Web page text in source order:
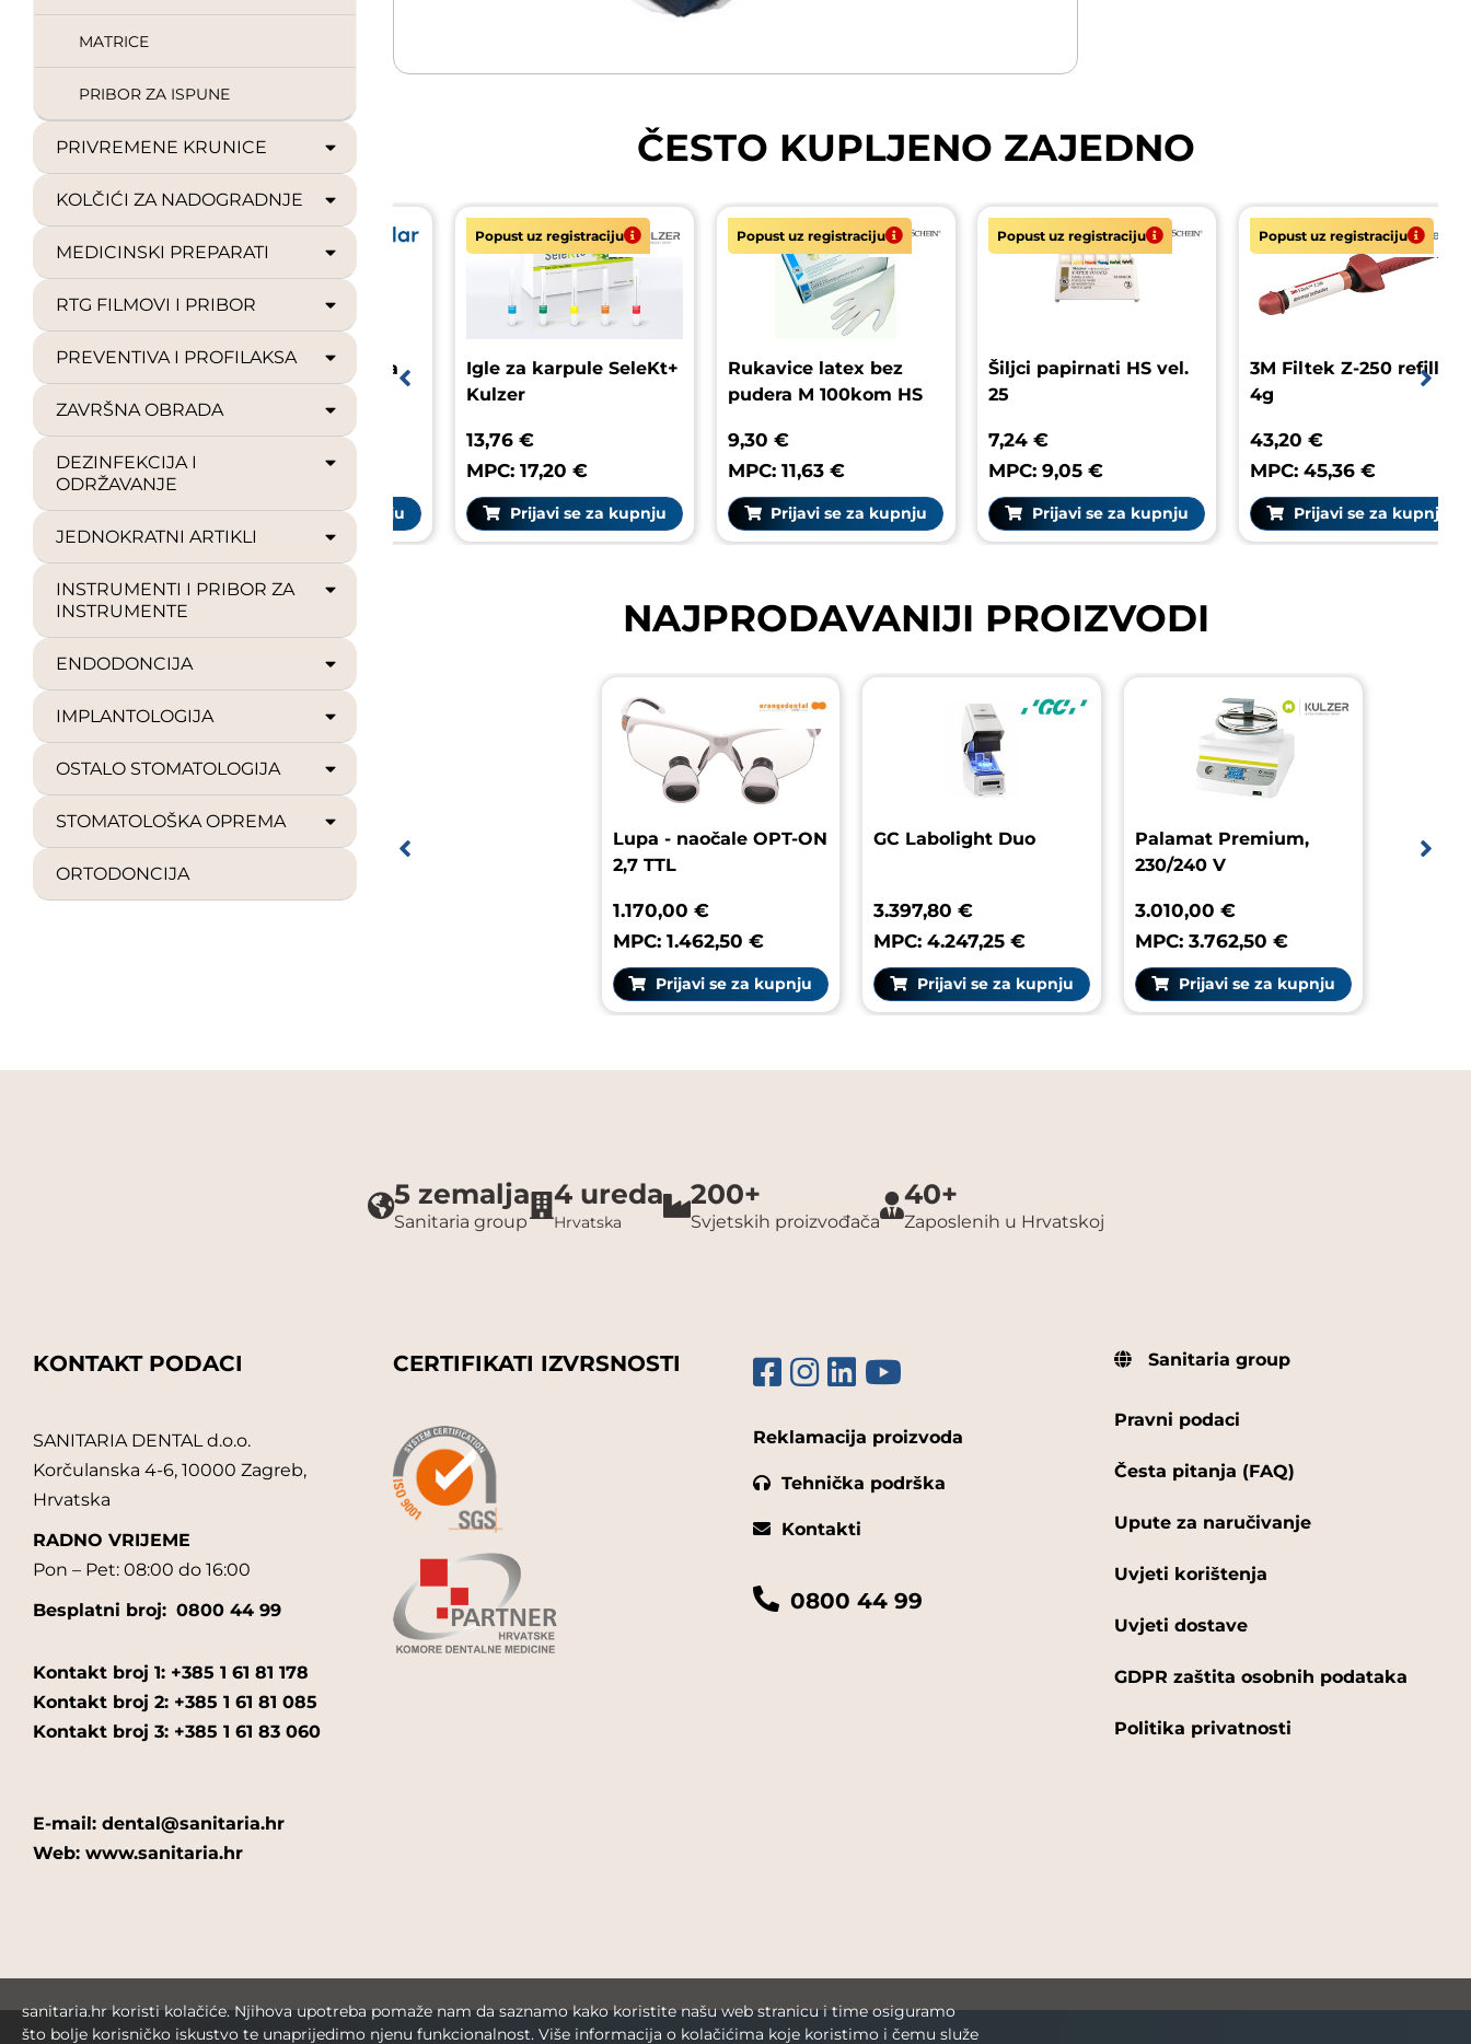
MATRICE
PRIBOR ZA ISPUNE
PRIVREMENE KRUNICE
KOLČIĆI ZA NADOGRADNJE
MEDICINSKI PREPARATI
RTG FILMOVI I PRIBOR
PREVENTIVA I PROFILAKSA
ZAVRŠNA OBRADA
DEZINFEKCIJA I
ODRŽAVANJE
JEDNOKRATNI ARTIKLI
INSTRUMENTI I PRIBOR ZA
INSTRUMENTE
ENDODONCIJA
IMPLANTOLOGIJA
OSTALO STOMATOLOGIJA
STOMATOLOŠKA OPREMA
ORTODONCIJA
ČESTO KUPLJENO ZAJEDNO
Univerzalna pasta za
11,35 €
MPC: 14,19 €
Prijavi se za kupnju
Popust uz registraciju
Igle za karpule SeleKt+
Kulzer
13,76 €
MPC: 17,20 €
Prijavi se za kupnju
Popust uz registraciju
Rukavice latex bez
pudera M 100kom HS
9,30 €
MPC: 11,63 €
Prijavi se za kupnju
Popust uz registraciju
Šiljci papirnati HS vel.
7,24 €
MPC: 9,05 €
Prijavi se za kupnju
Popust uz registraciju
3M Filtek Z-250 refill
43,20 €
MPC: 45,36 €
Prijavi se za kupnju
NAJPRODAVANIJI PROIZVODI
Lupa - naočale OPT-ON
2,7 TTL
1.170,00 €
MPC: 1.462,50 €
Prijavi se za kupnju
GC Labolight Duo
3.397,80 €
MPC: 4.247,25 €
Prijavi se za kupnju
Palamat Premium,
230/240 V
3.010,00 €
MPC: 3.762,50 €
Prijavi se za kupnju
5 zemalja
Sanitaria group
4 ureda
Hrvatska
200+
Svjetskih proizvođača
40+
Zaposlenih u Hrvatskoj
KONTAKT PODACI
SANITARIA DENTAL d.o.o.
Korčulanska 4-6, 10000 Zagreb,
Hrvatska
RADNO VRIJEME
Pon – Pet: 08:00 do 16:00
Besplatni broj: 0800 44 99
Kontakt broj 1: +385 1 61 81 178
Kontakt broj 2: +385 1 61 81 085
Kontakt broj 3: +385 1 61 83 060
E-mail: dental@sanitaria.hr
Web: www.sanitaria.hr
CERTIFIKATI IZVRSNOSTI
Reklamacija proizvoda
Tehnička podrška
Kontakti
0800 44 99
Sanitaria group
Pravni podaci
Česta pitanja (FAQ)
Upute za naručivanje
Uvjeti korištenja
Uvjeti dostave
GDPR zaštita osobnih podataka
Politika privatnosti
sanitaria.hr koristi kolačiće. Njihova upotreba pomaže nam da saznamo kako koristite našu web stranicu i time osiguramo
što bolje korisničko iskustvo te unaprijedimo njenu funkcionalnost. Više informacija o kolačićima koje koristimo i čemu služe